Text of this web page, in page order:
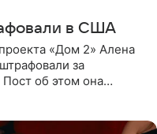
в США
«Дом 2» Алена
за
об этом она